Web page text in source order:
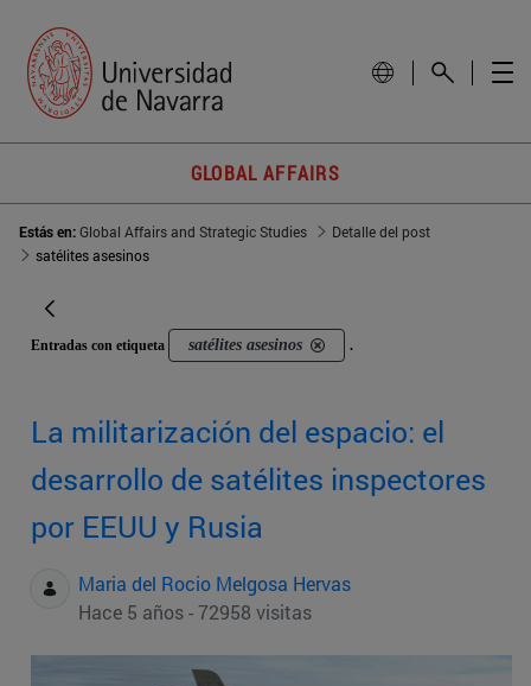
GLOBAL AFFAIRS
Estás en:Global Affairs and Strategic Studies
Detalle del post
satélites asesinos
Entradas con etiqueta satélites asesinos .
La militarización del espacio: el
desarrollo de satélites inspectores
por EEUU y Rusia
Maria del Rocio Melgosa Hervas
Hace 5 años - 72958 visitas